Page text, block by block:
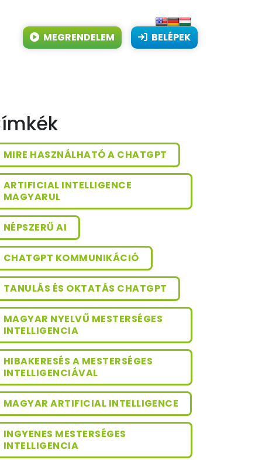
MEGRENDELEM BELÉPEK
MIRE HASZNÁLHATÓ A CHATGPT
ARTIFICIAL INTELLIGENCE
MAGYARUL
NÉPSZERŰ AI
CHATGPT KOMMUNIKÁCIÓ
TANULÁS ÉS OKTATÁS CHATGPT
MAGYAR NYELVŰ MESTERSÉGES
INTELLIGENCIA
HIBAKERESÉS A MESTERSÉGES
INTELLIGENCIÁVAL
MAGYAR ARTIFICIAL INTELLIGENCE
INGYENES MESTERSÉGES
INTELLIGENCIA